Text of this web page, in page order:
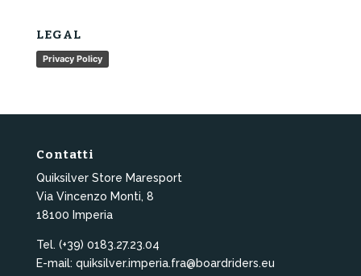
LEGAL
Privacy Policy
Contatti
Quiksilver Store Maresport
Via Vincenzo Monti, 8
18100 Imperia
Tel. (+39) 0183.27.23.04
E-mail: quiksilver.imperia.fra@boardriders.eu